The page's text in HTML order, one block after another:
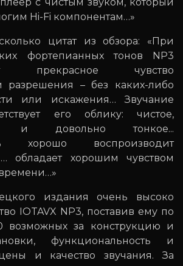
Hi-Fi компонентам…»
цитат из обзора: «При
фортепианных тонов NP3
прекрасное чувство
разрешения – без каких-либо
или искажения… Звучание
его облику: чистое,
и довольно тонкое...
хорошо воспроизводит
обладает хорошим чувством
издания очень высоко
IOTAVX NP3, поставив ему по
возможных за конструкцию и
функциональность и
и качество звучания. За